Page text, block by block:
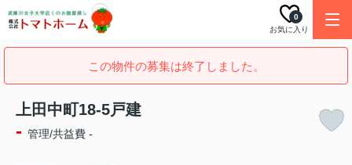
お気に入り
0
この物件の募集は終了しました。
上田中町18-5戸建
- 管理/共益費 -